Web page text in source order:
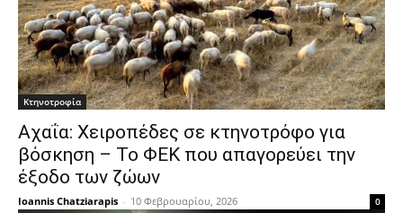
Κτηνοτροφία
Αχαΐα: Χειροπέδες σε κτηνοτρόφο για
βόσκηση – Το ΦΕΚ που απαγορεύει την
έξοδο των ζώων
Ioannis Chatziarapis - 10 Φεβρουαρίου, 2026 0